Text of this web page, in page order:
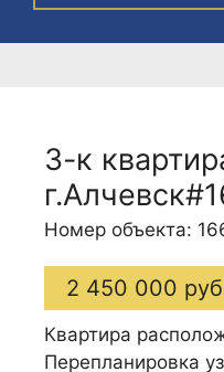
3-к
Номер объекта:
2 450 000
Квартира
Перепланировка